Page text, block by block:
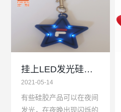
LED发光公仔吸附周围灰
尘以及杂物的几率很大，
挂上LED发光硅胶钥匙扣夜间行走一眼就看到你
2021-05-14
有些硅胶产品可以在夜间
发光，在夜晚出现闪烁的